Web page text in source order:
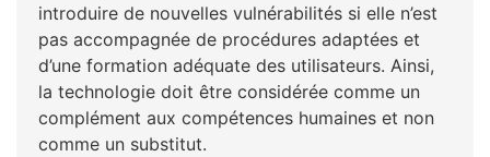
introduire de nouvelles vulnérabilités si elle n’est
pas accompagnée de procédures adaptées et
d’une formation adéquate des utilisateurs. Ainsi,
la technologie doit être considérée comme un
complément aux compétences humaines et non
comme un substitut.